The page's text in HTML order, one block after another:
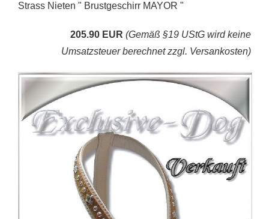
Strass Nieten " Brustgeschirr MAYOR "
205.90 EUR (Gemäß §19 UStG wird keine
Umsatzsteuer berechnet zzgl. Versankosten)